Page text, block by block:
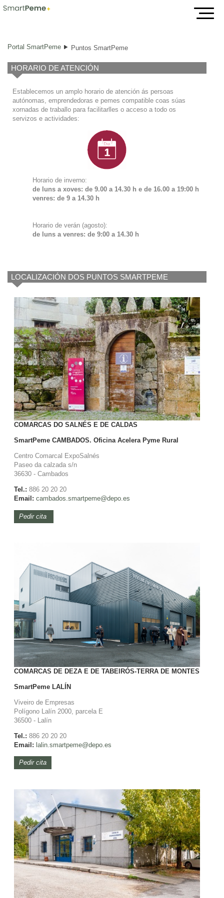
Puntos SmartPeme
Portal SmartPeme Puntos SmartPeme
HORARIO DE ATENCIÓN
Establecemos un amplo horario de atención ás persoas
autónomas, emprendedoras e pemes compatible coas súas
xornadas de traballo para facilitarlles o acceso a todo os
servizos e actividades:
Horario de inverno:
de luns a xoves: de 9.00 a 14.30 h e de 16.00 a 19:00 h
venres: de 9 a 14.30 h
Horario de verán (agosto):
de luns a venres: de 9:00 a 14.30 h
LOCALIZACIÓN DOS PUNTOS SMARTPEME
COMARCAS DO SALNÉS E DE CALDAS
SmartPeme CAMBADOS. Oficina Acelera Pyme Rural
Centro Comarcal ExpoSalnés
Paseo da calzada s/n
36630 - Cambados
Tel.: 886 20 20 20
Email: cambados.smartpeme@depo.es
Pedir cita
COMARCAS DE DEZA E DE TABEIRÓS-TERRA DE MONTES
SmartPeme LALÍN
Viveiro de Empresas
Polígono Lalín 2000, parcela E
36500 - Lalín
Tel.: 886 20 20 20
Email: lalin.smartpeme@depo.es
Pedir cita